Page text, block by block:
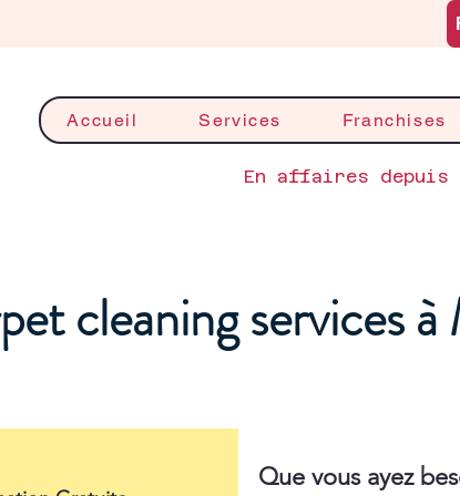
Accueil Services Franchises
En affaires depuis
cleaning services à
Que vous ayez